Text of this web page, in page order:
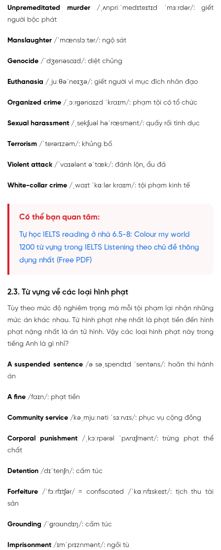
Unpremeditated murder/ˌʌnpriːˈmedɪteɪtɪd ˈmɜːrdər/: giết
người bộc phát
Manslaughter /ˈmænslɔːtər/: ngộ sát
Genocide /ˈdʒenəsaɪd/: diệt chủng
Euthanasia /ˌjuːθəˈneɪʒə/: giết người vì mục đích nhân đạo
Organized crime /ˌɔːrɡənaɪzd ˈkraɪm/: phạm tội có tổ chức
Sexual harassment /ˌsekʃuəl həˈræsmənt/: quấy rối tình dục
Terrorism /ˈterərɪzəm/: khủng bố
Violent attack /ˈvaɪələnt əˈtæk/: đánh lộn, ẩu đả
White-collar crime /ˌwaɪt ˈkɑːlər kraɪm/: tội phạm kinh tế
Có thể bạn quan tâm:
Tự học IELTS reading ở nhà 6.5-8: Colour my world
1200 từ vựng trong IELTS Listening theo chủ đề thông
dụng nhất (Free PDF)
2.3. Từ vựng về các loại hình phạt
Tùy theo mức độ nghiêm trọng mà mỗi tội phạm lại nhận những
mức án khác nhau. Từ hình phạt nhẹ nhất là phạt tiền đến hình
phạt nặng nhất là án tử hình. Vậy các loại hình phạt này trong
tiếng Anh là gì nhỉ?
A suspended sentence/ə səˌspendɪd ˈsentəns/: hoãn thi hành
án
A fine /faɪn/: phạt tiền
Community service /kəˌmjuːnəti ˈsɜːrvɪs/: phục vụ cộng đồng
Corporal punishment/ˌkɔːrpərəl ˈpʌnɪʃmənt/: trừng phạt thể
chất
Detention /dɪˈtenʃn/: cấm túc
Forfeiture /ˈfɔːrfɪtʃər/ = confiscated /ˈkɑːnfɪskeɪt/: tịch thu tài
sản
Grounding /ˈɡraʊndɪŋ/: cấm túc
Imprisonment /ɪmˈprɪznmənt/: ngồi tù